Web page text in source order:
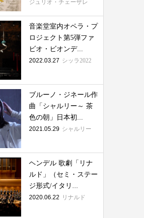
ジュリオ・チェーザレ
音楽堂室内オペラ・プ
ロジェクト第5弾ファ
ビオ・ビオンデ...
2022.03.27 シッラ2022
ブルーノ・ジネール作
曲「シャルリー～ 茶
色の朝」日本初...
2021.05.29 シャルリー
ヘンデル 歌劇「リナ
ルド」（セミ・ステー
ジ形式/イタリ...
2020.06.22 リナルド